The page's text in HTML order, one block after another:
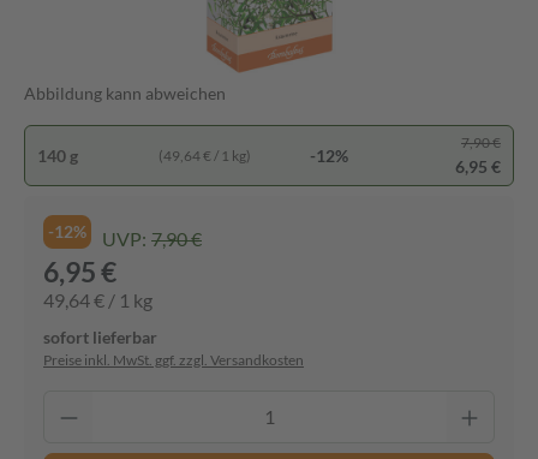
Abbildung kann abweichen
140 g (49,64 € / 1 kg) -12%
7,90 €
6,95 €
-12% UVP: 7,90 €
6,95 €
49,64 € / 1 kg
sofort lieferbar
Preise inkl. MwSt. ggf. zzgl. Versandkosten